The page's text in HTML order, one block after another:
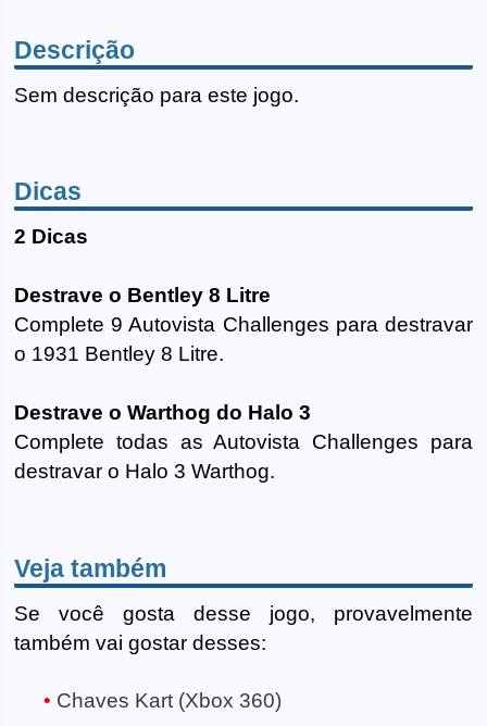
Descrição
Sem descrição para este jogo.
Dicas
2 Dicas
Destrave o Bentley 8 Litre
Complete 9 Autovista Challenges para destravar
o 1931 Bentley 8 Litre.
Destrave o Warthog do Halo 3
Complete todas as Autovista Challenges para
destravar o Halo 3 Warthog.
Veja também
Se você gosta desse jogo, provavelmente
também vai gostar desses:
Chaves Kart (Xbox 360)